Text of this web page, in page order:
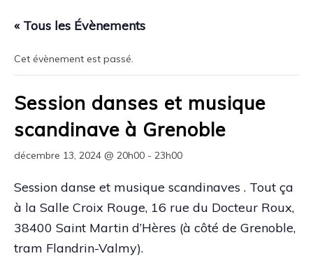
« Tous les Évènements
Cet évènement est passé.
Session danses et musique
scandinave à Grenoble
décembre 13, 2024 @ 20h00 - 23h00
Session danse et musique scandinaves . Tout ça
à la Salle Croix Rouge, 16 rue du Docteur Roux,
38400 Saint Martin d’Hères (à côté de Grenoble,
tram Flandrin-Valmy).